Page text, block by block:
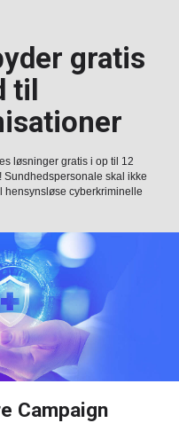
gratis
til
løsninger gratis i op til 12
skal ikke
cyberkriminelle
Campaign